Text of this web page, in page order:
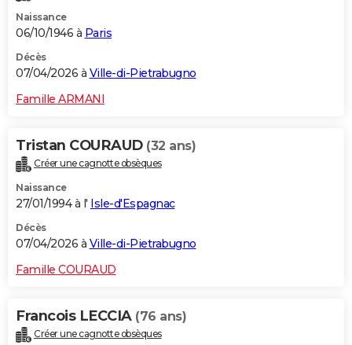
Naissance
06/10/1946 à Paris
Décès
07/04/2026 à Ville-di-Pietrabugno
Famille ARMANI
Tristan COURAUD (32 ans)
Créer une cagnotte obsèques
Naissance
27/01/1994 à l' Isle-d'Espagnac
Décès
07/04/2026 à Ville-di-Pietrabugno
Famille COURAUD
Francois LECCIA (76 ans)
Créer une cagnotte obsèques